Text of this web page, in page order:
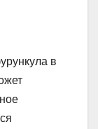
в